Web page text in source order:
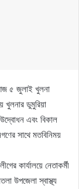
আজ ৫ জুলাই খুলনা
খুলনার ডুমুরিয়া
উদ্বোধন এবং বিকাল
সাথে মতবিনিময়
কার্যালয়ে নেতাকর্মী
উপজেলা স্বাস্থ্য